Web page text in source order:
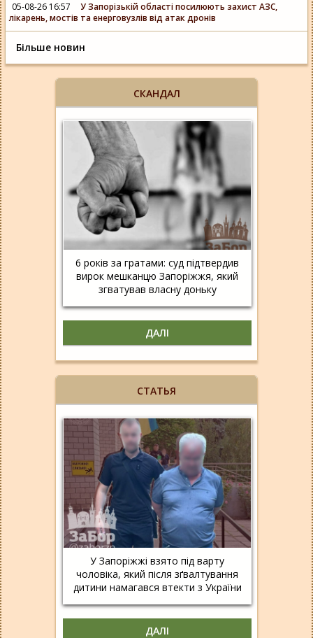
СКАНДАЛ
6 років за гратами: суд підтвердив
вирок мешканцю Запоріжжя, який
згватував власну доньку
ДАЛІ
СТАТЬЯ
У Запоріжжі взято під варту
чоловіка, який після зґвалтування
дитини намагався втекти з України
ДАЛІ
05-08-26 16:57
У Запорізькій області посилюють захист АЗС,
лікарень, мостів та енерговузлів від атак дронів
Більше новин